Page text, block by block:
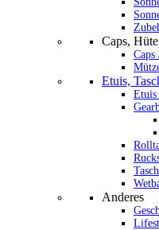
Caps,
Caps
Etuis,
Etuis
Anderes